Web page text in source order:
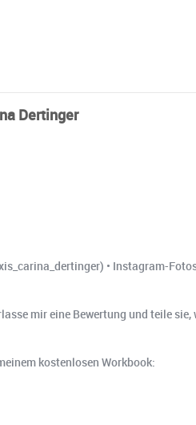
Dertinger
• Instagram-
mir eine Bewertung und teile
kostenlosen Workbook: